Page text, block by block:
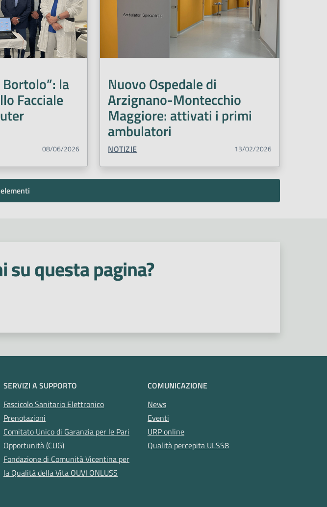
Bortolo”: la
Facciale
08/06/2026
Nuovo Ospedale di
Arzignano-Montecchio
Maggiore: attivati i primi
ambulatori
TIPO CONTENUTO:
NOTIZIE 13/02/2026
su questa pagina?
SERVIZI A SUPPORTO
Fascicolo Sanitario Elettronico
Prenotazioni
Comitato Unico di Garanzia per le Pari
Opportunità (CUG)
Fondazione di Comunità Vicentina per
la Qualità della Vita OUVI ONLUSS
COMUNICAZIONE
News
Eventi
URP online
Qualità percepita ULSS8